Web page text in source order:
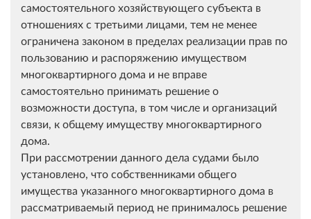
самостоятельного хозяйствующего субъекта в
отношениях с третьими лицами, тем не менее
ограничена законом в пределах реализации прав по
пользованию и распоряжению имуществом
многоквартирного дома и не вправе
самостоятельно принимать решение о
возможности доступа, в том числе и организаций
связи, к общему имуществу многоквартирного
дома.
При рассмотрении данного дела судами было
установлено, что собственниками общего
имущества указанного многоквартирного дома в
рассматриваемый период не принималось решение